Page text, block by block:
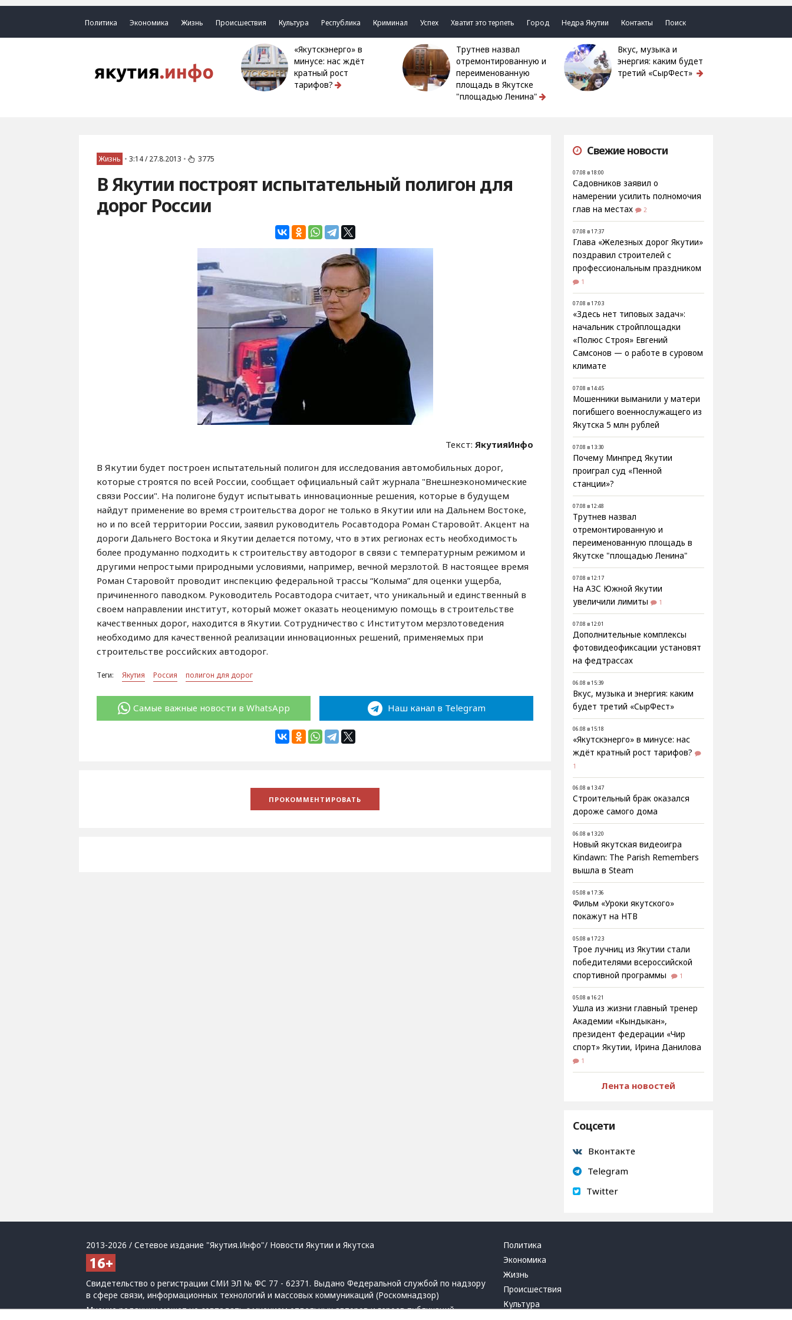
Политика Экономика Жизнь Происшествия Культура Республика Криминал Успех Хватит это терпеть Город Недра Якутии Контакты Поиск
«Якутскэнерго» в
минусе: нас ждёт
кратный рост
тарифов?
Трутнев назвал
отремонтированную и
переименованную
площадь в Якутске
"площадью Ленина"
Вкус, музыка и
энергия: каким будет
третий «СырФест»
Жизнь • 3:14 / 27.8.2013 • 3775
В Якутии построят испытательный полигон для
дорог России
Текст:ЯкутияИнфо
В Якутии будет построен испытательный полигон для исследования автомобильных дорог,
которые строятся по всей России, сообщает официальный сайт журнала "Внешнеэкономические
связи России". На полигоне будут испытывать инновационные решения, которые в будущем
найдут применение во время строительства дорог не только в Якутии или на Дальнем Востоке,
но и по всей территории России, заявил руководитель Росавтодора Роман Старовойт. Акцент на
дороги Дальнего Востока и Якутии делается потому, что в этих регионах есть необходимость
более продуманно подходить к строительству автодорог в связи с температурным режимом и
другими непростыми природными условиями, например, вечной мерзлотой. В настоящее время
Роман Старовойт проводит инспекцию федеральной трассы “Колыма” для оценки ущерба,
причиненного паводком. Руководитель Росавтодора считает, что уникальный и единственный в
своем направлении институт, который может оказать неоценимую помощь в строительстве
качественных дорог, находится в Якутии. Сотрудничество с Институтом мерзлотоведения
необходимо для качественной реализации инновационных решений, применяемых при
строительстве российских автодорог.
Теги: Якутия Россия полигон для дорог
Самые важные новости в WhatsApp Наш канал в Telegram
Свежие новости
07.08 в 18:00
Садовников заявил о
намерении усилить полномочия
глав на местах
2
07.08 в 17:37
Глава «Железных дорог Якутии»
поздравил строителей с
профессиональным праздником
1
07.08 в 17:03
«Здесь нет типовых задач»:
начальник стройплощадки
«Полюс Строя» Евгений
Самсонов — о работе в суровом
климате
07.08 в 14:45
Мошенники выманили у матери
погибшего военнослужащего из
Якутска 5 млн рублей
07.08 в 13:30
Почему Минпред Якутии
проиграл суд «Пенной
станции»?
07.08 в 12:48
Трутнев назвал
отремонтированную и
переименованную площадь в
Якутске "площадью Ленина"
07.08 в 12:17
На АЗС Южной Якутии
увеличили лимиты
1
07.08 в 12:01
Дополнительные комплексы
фотовидеофиксации установят
на федтрассах
06.08 в 15:39
Вкус, музыка и энергия: каким
будет третий «СырФест»
06.08 в 15:18
«Якутскэнерго» в минусе: нас
ждёт кратный рост тарифов?
1
06.08 в 13:47
Строительный брак оказался
дороже самого дома
06.08 в 13:20
Новый якутская видеоигра
Kindawn: The Parish Remembers
вышла в Steam
05.08 в 17:36
Фильм «Уроки якутского»
покажут на НТВ
05.08 в 17:23
Трое лучниц из Якутии стали
победителями всероссийской
спортивной программы
1
05.08 в 16:21
Ушла из жизни главный тренер
Академии «Кындыкан»,
президент федерации «Чир
спорт» Якутии, Ирина Данилова
1
Лента новостей
Соцсети
Вконтакте
Telegram
Twitter
2013-2026 / Сетевое издание "Якутия.Инфо"/ Новости Якутии и Якутска
Свидетельство о регистрации СМИ ЭЛ № ФС 77 - 62371. Выдано Федеральной службой по надзору
в сфере связи, информационных технологий и массовых коммуникаций (Роскомнадзор)
Мнение редакции может не совпадать с мнением отдельных авторов и героев публикаций.
Политика
Экономика
Жизнь
Происшествия
Культура